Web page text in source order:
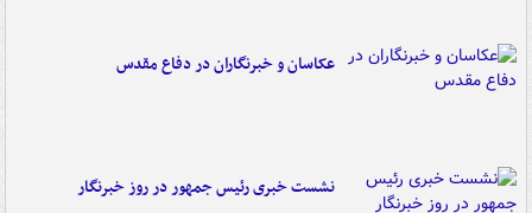
عکاسان و خبرنگاران در دفاع مقدس
نشست خبری رئیس جمهور در روز خبرنگار